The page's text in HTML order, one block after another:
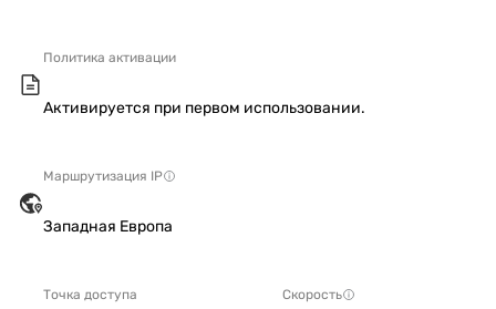
Политика активации
Активируется при первом использовании.
Маршрутизация IP
Западная Европа
Точка доступа Скорость